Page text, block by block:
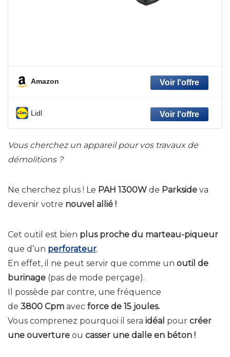
Amazon
Lidl
Vous cherchez un appareil pour vos travaux de
démolitions ?
Ne cherchez plus ! Le PAH 1300W de Parkside va
devenir votre nouvel allié !
Cet outil est bien plus proche du marteau-piqueur
que d’un perforateur.
En effet, il ne peut servir que comme un outil de
burinage (pas de mode perçage).
Il possède par contre, une fréquence
de 3800 Cpm avec force de 15 joules.
Vous comprenez pourquoi il sera idéal pour créer
une ouverture ou casser une dalle en béton !